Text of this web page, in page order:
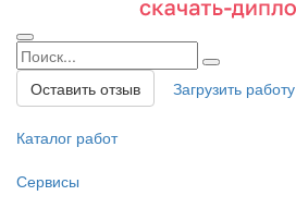
Оставить отзыв Загрузить работу
Каталог работ
Сервисы